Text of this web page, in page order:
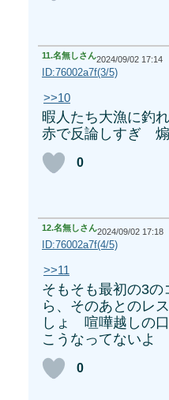
11.名無しさん2024/09/02 17:14
ID:76002a7f(3/5)
>>10
暇人たち大漁に釣
赤で反論しすぎ 煽
0
12.名無しさん2024/09/02 17:18
ID:76002a7f(4/5)
>>11
そもそも最初の3
ら、そのあとのレ
しょ 喧嘩越しの
こうなってないよ
0